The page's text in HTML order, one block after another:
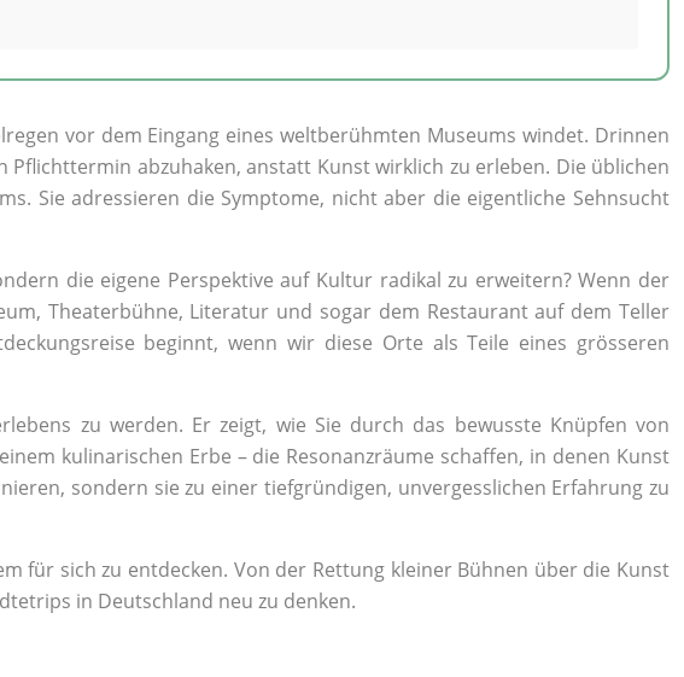
vor dem Eingang eines weltberühmten Museums windet. Drinnen
abzuhaken, anstatt Kunst wirklich zu erleben. Die üblichen
Sie adressieren die Symptome, nicht aber die eigentliche Sehnsucht
die eigene Perspektive auf Kultur radikal zu erweitern? Wenn der
Theaterbühne, Literatur und sogar dem Restaurant auf dem Teller
beginnt, wenn wir diese Orte als Teile eines grösseren
zu werden. Er zeigt, wie Sie durch das bewusste Knüpfen von
kulinarischen Erbe – die Resonanzräume schaffen, in denen Kunst
sondern sie zu einer tiefgründigen, unvergesslichen Erfahrung zu
für sich zu entdecken. Von der Rettung kleiner Bühnen über die Kunst
in Deutschland neu zu denken.